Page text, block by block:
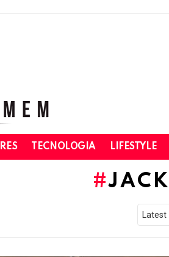
TECNOLOGIA LIFESTYLE